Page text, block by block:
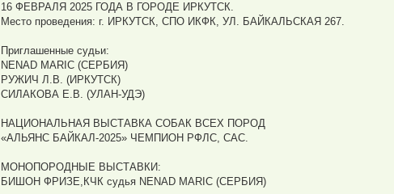
16 ФЕВРАЛЯ 2025 ГОДА В ГОРОДЕ ИРКУТСК.
Место проведения: г. ИРКУТСК, СПО ИКФК, УЛ. БАЙКАЛЬСКАЯ 267.
Приглашенные судьи:
NENAD MARIC (СЕРБИЯ)
РУЖИЧ Л.В. (ИРКУТСК)
СИЛАКОВА Е.В. (УЛАН-УДЭ)
НАЦИОНАЛЬНАЯ ВЫСТАВКА СОБАК ВСЕХ ПОРОД
«АЛЬЯНС БАЙКАЛ-2025» ЧЕМПИОН РФЛС, САС.
МОНОПОРОДНЫЕ ВЫСТАВКИ:
БИШОН ФРИЗЕ,КЧК судья NENAD MARIC (СЕРБИЯ)